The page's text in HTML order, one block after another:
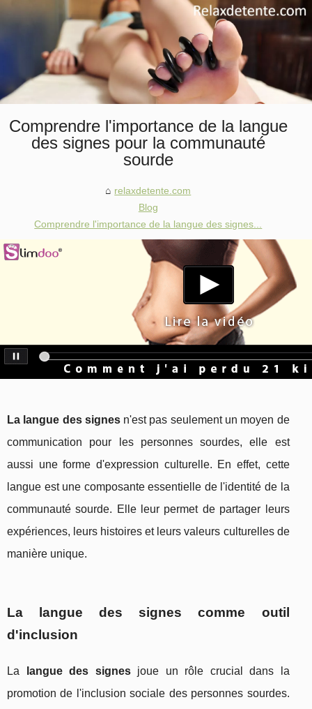
Comprendre l'importance de la langue
des signes pour la communauté
sourde
relaxdetente.com
Blog
Comprendre l'importance de la langue des signes...
La langue des signesn'est pas seulement un moyen de
communication pour les personnes sourdes, elle est
aussi une forme d'expression culturelle. En effet, cette
langue est une composante essentielle de l'identité de la
communauté sourde. Elle leur permet de partager leurs
expériences, leurs histoires et leurs valeurs culturelles de
manière unique.
La langue des signes comme outil
d'inclusion
La langue des signesjoue un rôle crucial dans la
promotion de l'inclusion sociale des personnes sourdes.